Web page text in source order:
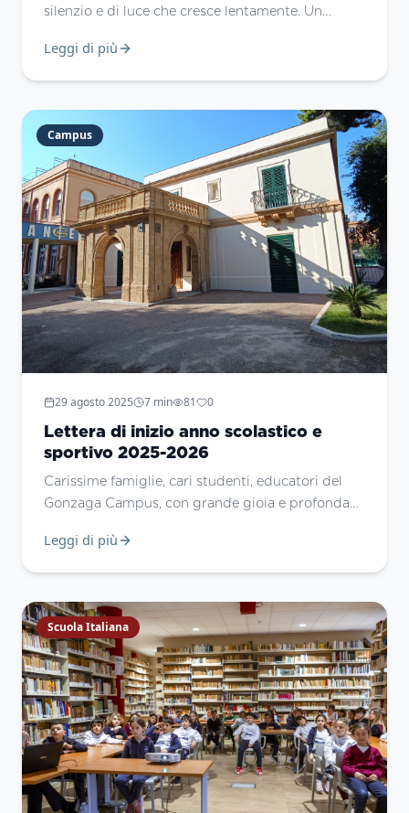
silenzio e di luce che cresce lentamente. Un
profondità, a prepararci ad accogliere Colui che
Leggi di più
Campus
29 agosto 2025 7 min 81 0
Lettera di inizio anno scolastico e
sportivo 2025-2026
Carissime famiglie, cari studenti, educatori del
Gonzaga Campus, con grande gioia e profonda
nuovo anno scolastico. L’inizio di ogni anno è
cammino, ancora una volta, le energie di tutta la
nostra comunità educativa. E quest’anno, più che
mai, ci sentiamo interpellati da un tempo storico
che ci chiede di essere testimoni e costruttori di
speranza.
Leggi di più
Scuola Italiana